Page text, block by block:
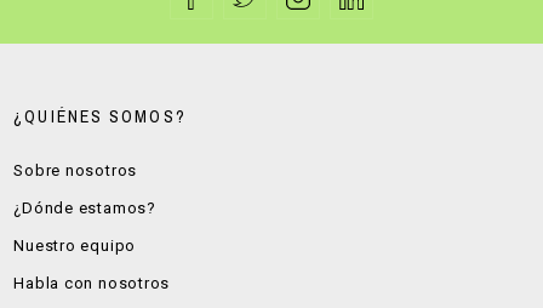
¿QUIÉNES SOMOS?
Sobre nosotros
¿Dónde estamos?
Nuestro equipo
Habla con nosotros